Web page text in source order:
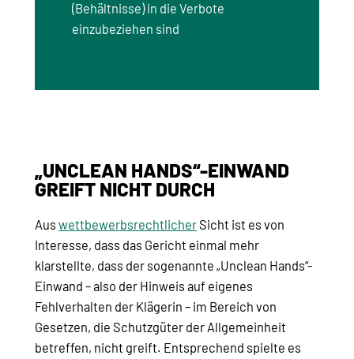
(Behältnisse) in die Verbote
einzubeziehen sind
„UNCLEAN HANDS“-EINWAND
GREIFT NICHT DURCH
Aus wettbewerbsrechtlicherSicht ist es von
Interesse, dass das Gericht einmal mehr
klarstellte, dass der sogenannte „Unclean Hands“-
Einwand – also der Hinweis auf eigenes
Fehlverhalten der Klägerin – im Bereich von
Gesetzen, die Schutzgüter der Allgemeinheit
betreffen, nicht greift. Entsprechend spielte es